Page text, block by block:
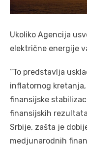
Ukoliko Agencija
električne energije
“To predstavlja
inflatornog
finansijske
finansijskih
Srbije, zašta je
medjunarodnih